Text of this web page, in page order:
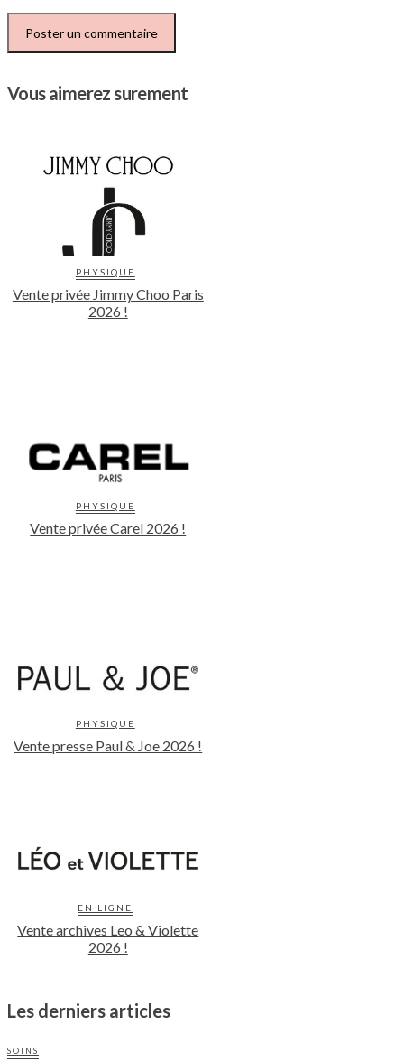
Vous aimerez surement
PHYSIQUE
Vente privée Jimmy Choo Paris
2026 !
PHYSIQUE
Vente privée Carel 2026 !
PHYSIQUE
Vente presse Paul & Joe 2026 !
EN LIGNE
Vente archives Leo & Violette
2026 !
Les derniers articles
SOINS